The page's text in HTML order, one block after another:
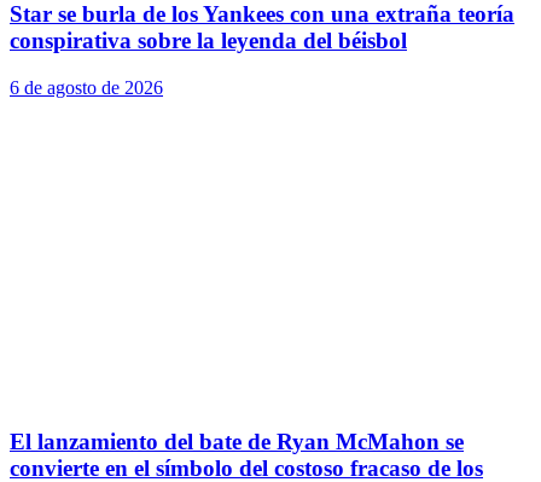
Star se burla de los Yankees con una extraña teoría
conspirativa sobre la leyenda del béisbol
6 de agosto de 2026
El lanzamiento del bate de Ryan McMahon se
convierte en el símbolo del costoso fracaso de los